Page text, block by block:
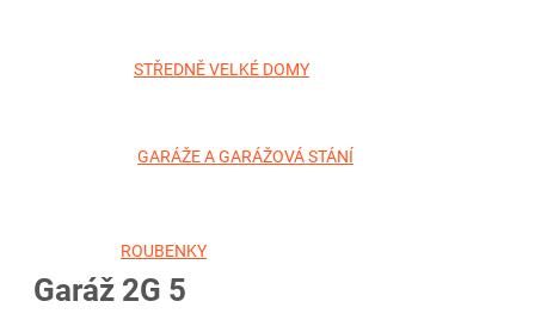
STŘEDNĚ VELKÉ DOMY
GARÁŽE A GARÁŽOVÁ STÁNÍ
ROUBENKY
Garáž 2G 5